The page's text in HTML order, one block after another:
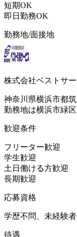
短期OK
即日勤務OK
勤務地/面接地
株式会社ベストサ
神奈川県横浜市都
勤務地は横浜市緑区
歓迎条件
フリーター歓迎
学生歓迎
土日働ける方歓迎
長期歓迎
応募資格
学歴不問、未経験
待遇